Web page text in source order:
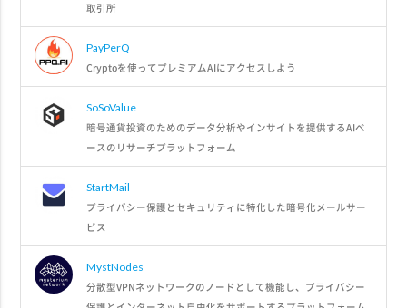
取引所
PayPerQ
Cryptoを使ってプレミアムAIにアクセスしよう
SoSoValue
暗号通貨投資のためのデータ分析やインサイトを提供するAIベ
ースのリサーチプラットフォーム
StartMail
プライバシー保護とセキュリティに特化した暗号化メールサー
ビス
MystNodes
分散型VPNネットワークのノードとして機能し、プライバシー